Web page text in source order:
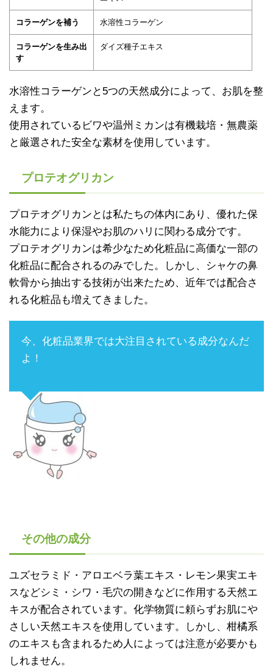
コラーゲンを補う 水溶性コラーゲン
コラーゲンを生み出
す
ダイズ種子エキス
水溶性コラーゲンと5つの天然成分によって、お肌を整
えます。
使用されているビワや温州ミカンは有機栽培・無農薬
と厳選された安全な素材を使用しています。
プロテオグリカン
プロテオグリカンとは私たちの体内にあり、優れた保
水能力により保湿やお肌のハリに関わる成分です。
プロテオグリカンは希少なため化粧品に高価な一部の
化粧品に配合されるのみでした。しかし、シャケの鼻
軟骨から抽出する技術が出来たため、近年では配合さ
れる化粧品も増えてきました。
今、化粧品業界では大注目されている成分なんだ
よ！
その他の成分
ユズセラミド・アロエベラ葉エキス・レモン果実エキ
スなどシミ・シワ・毛穴の開きなどに作用する天然エ
キスが配合されています。化学物質に頼らずお肌にや
さしい天然エキスを使用しています。しかし、柑橘系
のエキスも含まれるため人によっては注意が必要かも
しれません。